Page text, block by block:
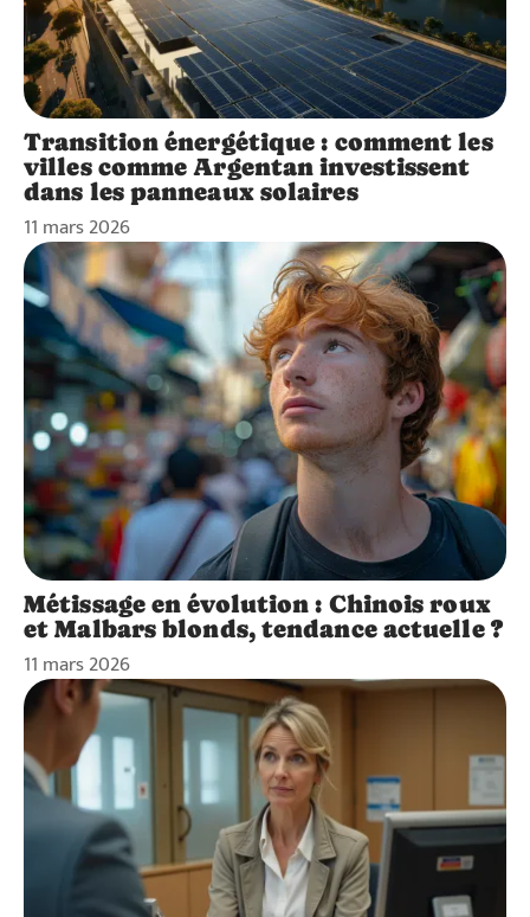
Transition énergétique : comment les
villes comme Argentan investissent
dans les panneaux solaires
11 mars 2026
Métissage en évolution : Chinois roux
et Malbars blonds, tendance actuelle ?
11 mars 2026